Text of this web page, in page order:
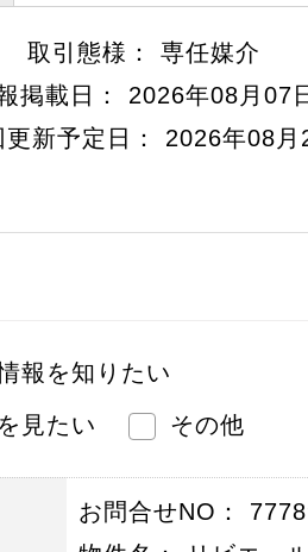
取引態様： 専任媒介
掲載日： 2026年08月07
更新予定日： 2026年08月
報を知りたい
見たい
その他
お問合せNO：